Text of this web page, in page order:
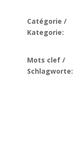
Catégorie /
Kategorie:
Mots clef /
Schlagworte: